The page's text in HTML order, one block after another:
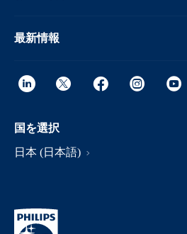
最新情報
国を選択
日本 (日本語)